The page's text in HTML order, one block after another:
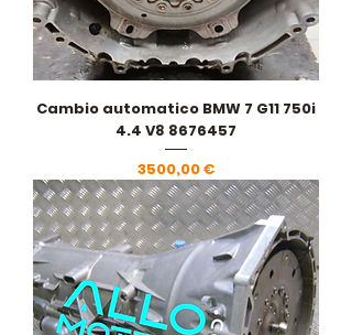
Cambio automatico BMW 7 G11 750i
4.4 V8 8676457
Prezzo
3500,00 €